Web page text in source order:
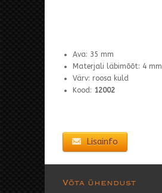
Ava: 35 mm
Materjali läbimõõt: 4 mm
Värv: roosa kuld
Kood: 12002
Lisainfo
Võta ühendust